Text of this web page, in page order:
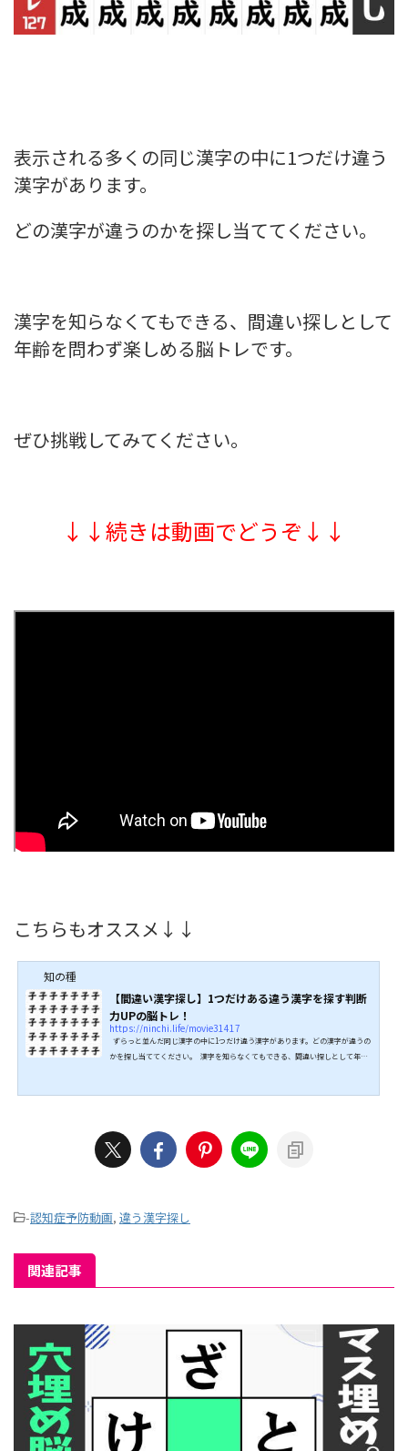
表示される多くの同じ漢字の中に1つだけ違う
漢字があります。
どの漢字が違うのかを探し当ててください。
漢字を知らなくてもできる、間違い探しとして
年齢を問わず楽しめる脳トレです。
ぜひ挑戦してみてください。
↓↓続きは動画でどうぞ↓↓
こちらもオススメ↓↓
知の種
【間違い漢字探し】1つだけある違う漢字を探す判断
力UPの脳トレ！
https://ninchi.life/movie31417
ずらっと並んだ同じ漢字の中に1つだけ違う漢字があります。どの漢字が違うの
かを探し当ててください。 漢字を知らなくてもできる、間違い探しとして年齢
-認知症予防動画, 違う漢字探し
関連記事